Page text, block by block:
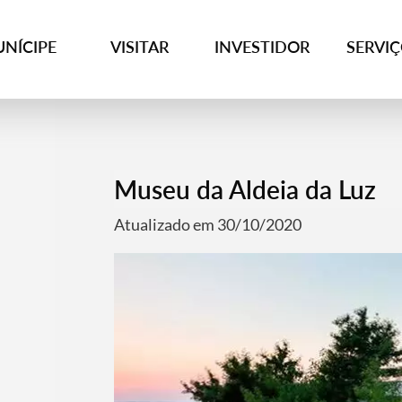
VISITAR INVESTIDOR
Museu da Aldeia da Luz
Atualizado em 30/10/2020